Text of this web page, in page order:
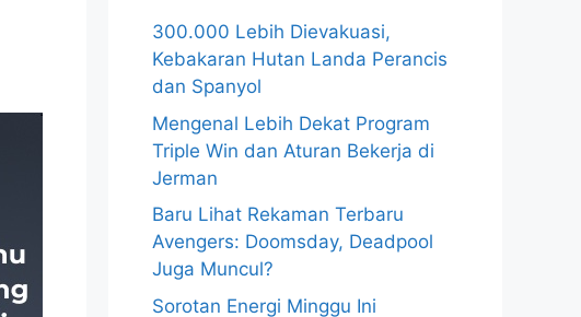
300.000 Lebih Dievakuasi,
Kebakaran Hutan Landa Perancis
dan Spanyol
Mengenal Lebih Dekat Program
Triple Win dan Aturan Bekerja di
Jerman
Baru Lihat Rekaman Terbaru
Avengers: Doomsday, Deadpool
Juga Muncul?
Sorotan Energi Minggu Ini